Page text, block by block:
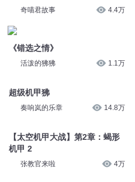
奇喵君故事 4.4万
《错选之情》
活泼的狒狒 1.1万
超级机甲狒
奏响岚的乐章 14.8万
【太空机甲大战】第2章：蝎形
机甲 2
张教官来啦 4万